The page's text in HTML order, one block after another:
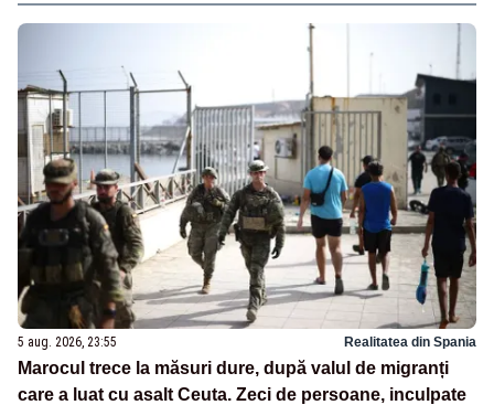
5 aug. 2026, 23:55 Realitatea din Spania
Marocul trece la măsuri dure, după valul de migranți
care a luat cu asalt Ceuta. Zeci de persoane, inculpate